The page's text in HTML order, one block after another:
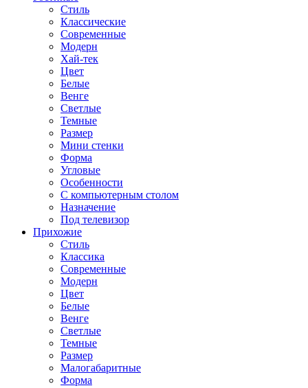
Стиль
Классические
Современные
Модерн
Хай-тек
Цвет
Белые
Венге
Светлые
Темные
Размер
Мини стенки
Форма
Угловые
Особенности
С компьютерным столом
Назначение
Под телевизор
Прихожие
Стиль
Классика
Современные
Модерн
Цвет
Белые
Венге
Светлые
Темные
Размер
Малогабаритные
Форма